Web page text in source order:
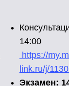
14:00
https://
link.ru/j/
Экзамен: